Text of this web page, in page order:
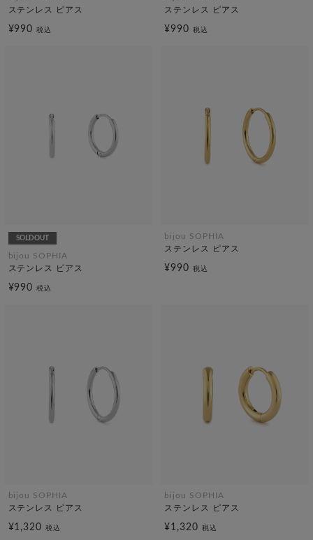
ステンレス ピアス
¥990税込
ステンレス ピアス
¥990 税込
SOLDOUT
bijou SOPHIA
ステンレス ピアス
¥990税込
bijou SOPHIA
ステンレス ピアス
¥990 税込
bijou SOPHIA
ステンレス ピアス
¥1,320税込
bijou SOPHIA
ステンレス ピアス
¥1,320 税込